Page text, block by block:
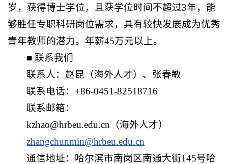
岁，获得博士学位，且获学位时间不超过3年，能
够胜任专职科研岗位需求，具有较快发展成为优秀
青年教师的潜力。年薪45万元以上。
■ 联系我们
联系人： 赵昆（海外人才）、 张春敏
联系电话：+86-0451-82518716
联系邮箱：
kzhao@hrbeu.edu.cn（海外人才）
zhangchunmin@hrbeu.edu.cn
通信地址：哈尔滨市南岗区南通大街145号哈